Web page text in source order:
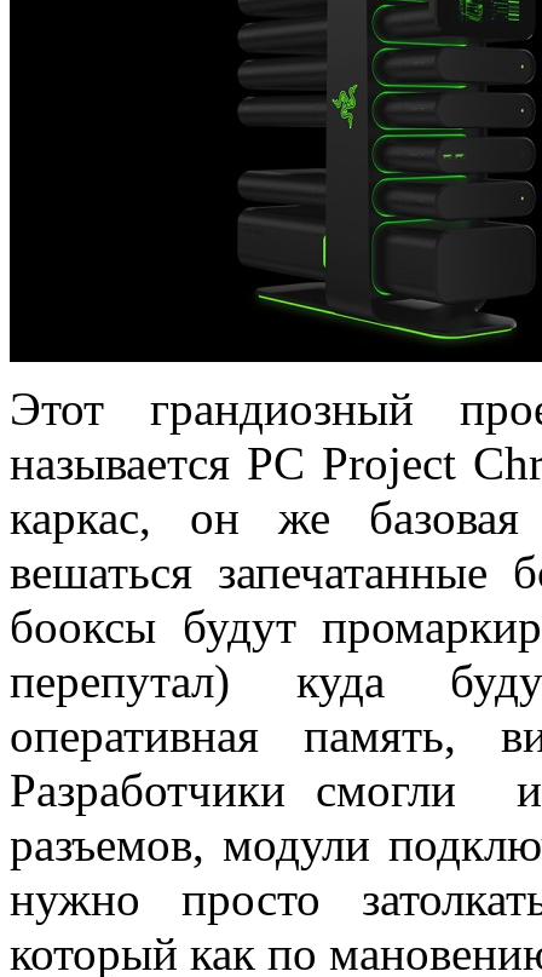
Этот грандиозный
называется PC Project
каркас, он же
вешаться
бооксы будут
перепутал) куда
оперативная память,
Разработчики смогли
разъемов, модули
нужно просто
который как по